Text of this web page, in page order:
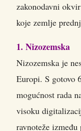
zakonodavni
koje zemlje
1. Nizozemska
Nizozemska je
Europi. S gotovo
mogućnost rada
visoku
ravnoteže